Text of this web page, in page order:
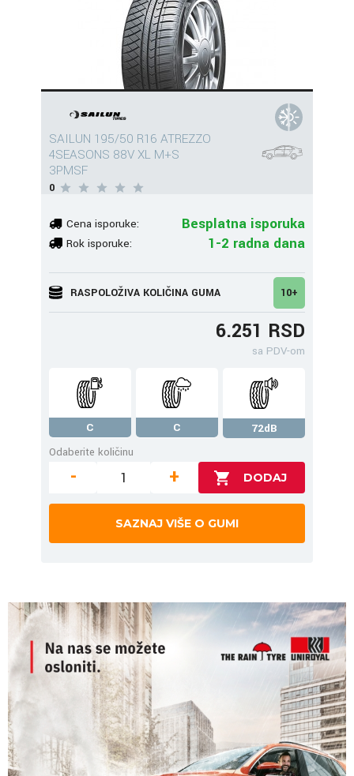
SAILUN 195/50 R16 ATREZZO
4SEASONS 88V XL M+S
3PMSF
0
Cena isporuke: Besplatna isporuka
Rok isporuke: 1-2 radna dana
RASPOLOŽIVA KOLIČINA GUMA 10+
6.251 RSD
sa PDV-om
C C
72dB
Odaberite količinu
- +
SAZNAJ VIŠE O GUMI